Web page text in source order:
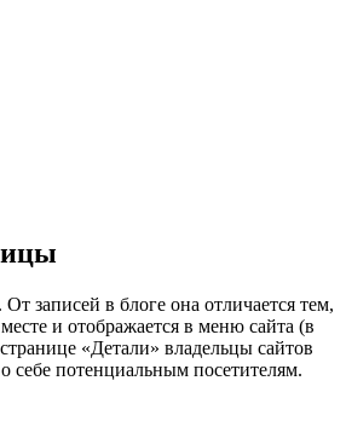
записей в блоге она отличается тем,
и отображается в меню сайта (в
«Детали» владельцы сайтов
себе потенциальным посетителям.